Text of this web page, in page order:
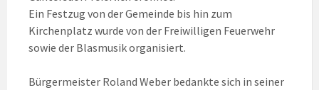
Ein Festzug von der Gemeinde bis hin zum
Kirchenplatz wurde von der Freiwilligen Feuerwehr
sowie der Blasmusik organisiert.
Bürgermeister Roland Weber bedankte sich in seiner